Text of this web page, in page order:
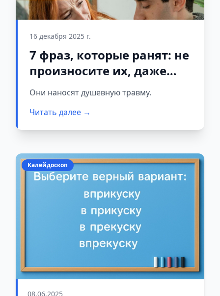
16 декабря 2025 г.
7 фраз, которые ранят: не
произносите их, даже
когда злитесь
Они наносят душевную травму.
Читать далее →
Калейдоскоп
08.06.2025